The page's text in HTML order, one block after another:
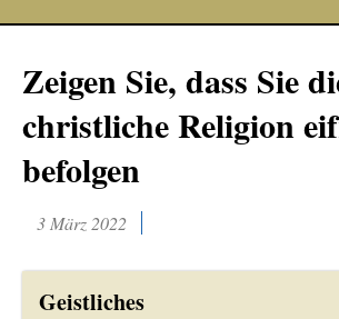
Zeigen Sie, dass Sie
christliche Religion
befolgen
3 März 2022
Geistliches